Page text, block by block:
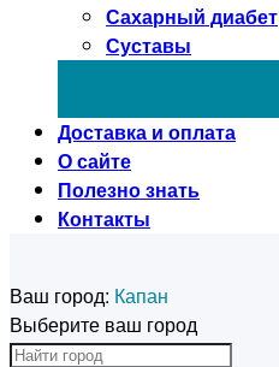
Сахарный диабет
Суставы
Доставка и оплата
О сайте
Полезно знать
Контакты
Ваш город: Капан
Выберите ваш город